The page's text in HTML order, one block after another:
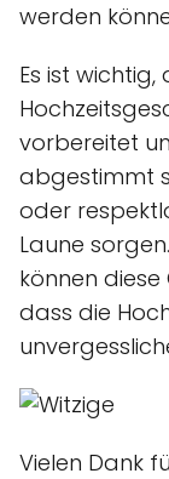
werden
Es ist
vorbereitet
abgestimmt
oder
Laune
können
dass die
Vielen Dank